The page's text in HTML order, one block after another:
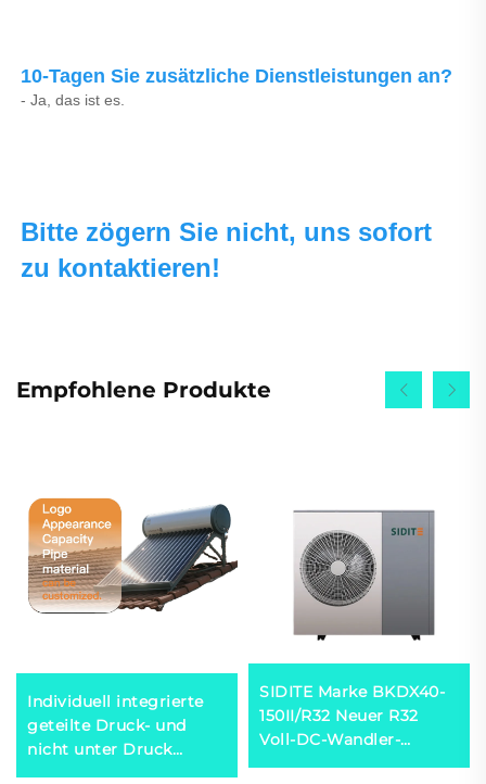
10-Tagen Sie zusätzliche Dienstleistungen an?
- Ja, das ist es.
Bitte zögern Sie nicht, uns sofort
zu kontaktieren!
Empfohlene Produkte
Individuell integrierte
geteilte Druck- und
nicht unter Druck
stehende Flachplatten-
SIDITE Marke BKDX40-
150II/R32 Neuer R32
Voll-DC-Wandler-
Japanische Marke Mit